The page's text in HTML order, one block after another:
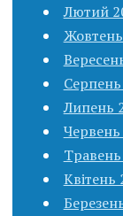
Лютий
Липень
Квітень